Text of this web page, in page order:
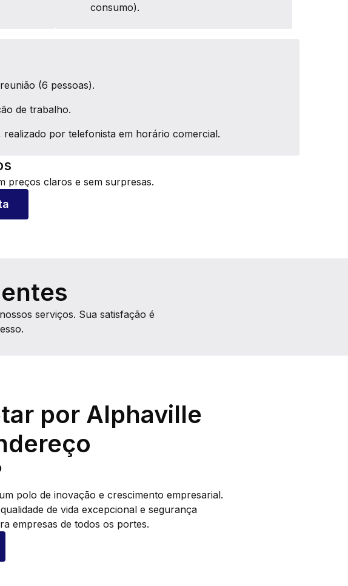
consumo).
(6 pessoas).
de trabalho.
por telefonista em horário comercial.
preços claros e sem surpresas.
serviços. Sua satisfação é
por Alphaville
polo de inovação e crescimento empresarial.
de vida excepcional e segurança
empresas de todos os portes.